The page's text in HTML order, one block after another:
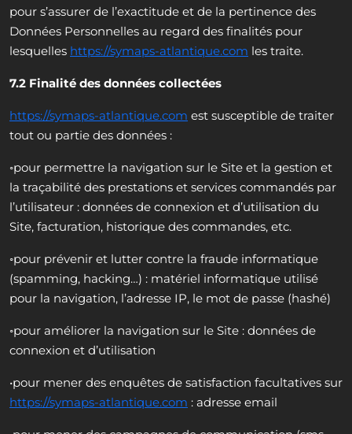
pour s’assurer de l’exactitude et de la pertinence des
Données Personnelles au regard des finalités pour
lesquelles https://symaps-atlantique.com les traite.
7.2 Finalité des données collectées
https://symaps-atlantique.com est susceptible de traiter
tout ou partie des données :
◦pour permettre la navigation sur le Site et la gestion et
la traçabilité des prestations et services commandés par
l’utilisateur : données de connexion et d’utilisation du
Site, facturation, historique des commandes, etc.
◦pour prévenir et lutter contre la fraude informatique
(spamming, hacking…) : matériel informatique utilisé
pour la navigation, l’adresse IP, le mot de passe (hashé)
◦pour améliorer la navigation sur le Site : données de
connexion et d’utilisation
•pour mener des enquêtes de satisfaction facultatives sur
https://symaps-atlantique.com : adresse email